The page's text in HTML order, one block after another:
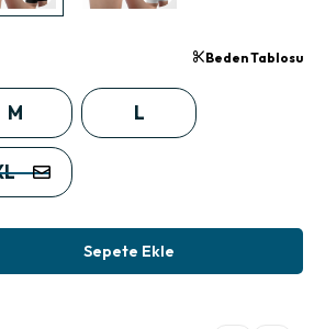
M L
Beden Tablosu